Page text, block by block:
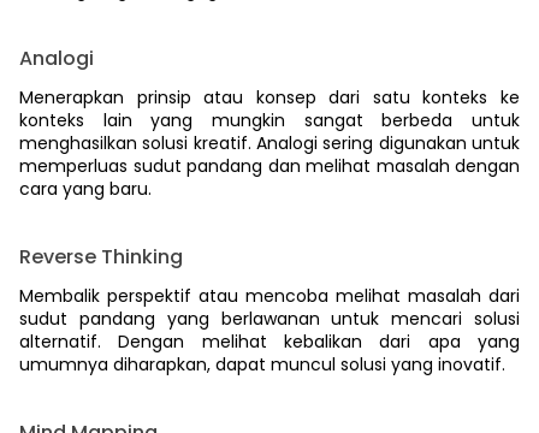
Analogi
Menerapkan prinsip atau konsep dari satu konteks ke
konteks lain yang mungkin sangat berbeda untuk
menghasilkan solusi kreatif. Analogi sering digunakan untuk
memperluas sudut pandang dan melihat masalah dengan
cara yang baru.
Reverse Thinking
Membalik perspektif atau mencoba melihat masalah dari
sudut pandang yang berlawanan untuk mencari solusi
alternatif. Dengan melihat kebalikan dari apa yang
umumnya diharapkan, dapat muncul solusi yang inovatif.